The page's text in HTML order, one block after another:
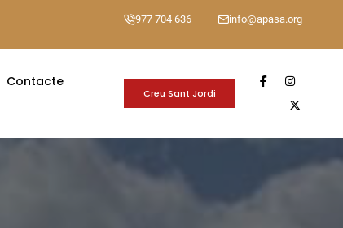
977 704 636 info@apasa.org
Contacte
Creu Sant Jordi